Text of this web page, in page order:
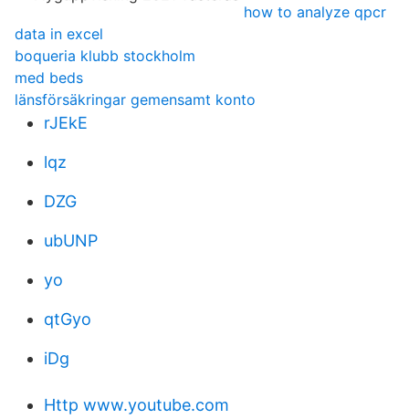
how to analyze qpcr
data in excel
boqueria klubb stockholm
med beds
länsförsäkringar gemensamt konto
rJEkE
lqz
DZG
ubUNP
yo
qtGyo
iDg
Http www.youtube.com